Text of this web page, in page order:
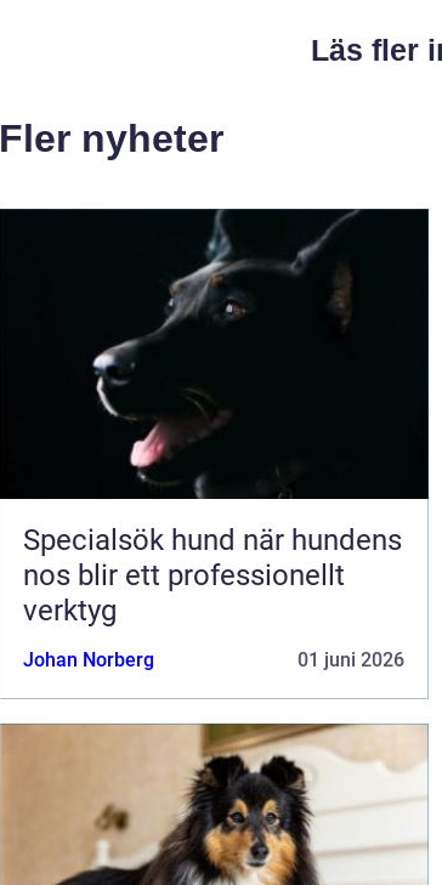
Läs fler
Fler nyheter
Specialsök hund när hundens
nos blir ett professionellt
verktyg
Johan Norberg 01 juni 2026